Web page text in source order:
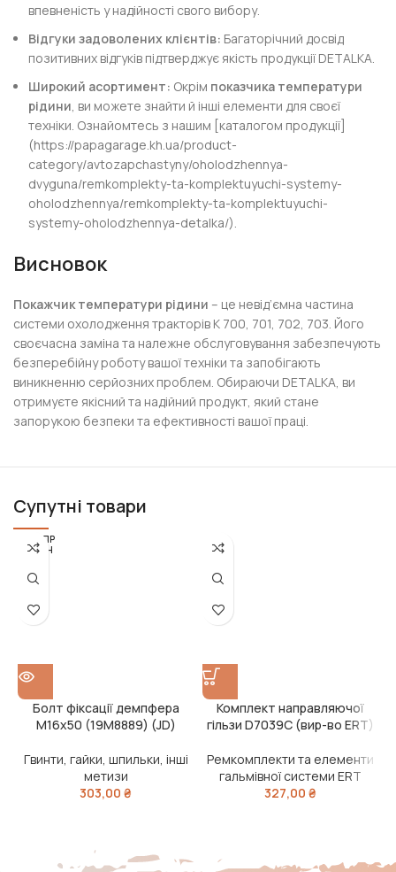
впевненість у надійності свого вибору.
Відгуки задоволених клієнтів: Багаторічний досвід
позитивних відгуків підтверджує якість продукції DETALKA.
Широкий асортимент: Окрім показчика температури
рідини, ви можете знайти й інші елементи для своєї
техніки. Ознайомтесь з нашим [каталогом продукції]
(https://papagarage.kh.ua/product-
category/avtozapchastyny/oholodzhennya-
dvyguna/remkomplekty-ta-komplektuyuchi-systemy-
oholodzhennya/remkomplekty-ta-komplektuyuchi-
systemy-oholodzhennya-detalka/).
Висновок
Покажчик температури рідини – це невід’ємна частина
системи охолодження тракторів К 700, 701, 702, 703. Його
своєчасна заміна та належне обслуговування забезпечують
безперебійну роботу вашої техніки та запобігають
виникненню серйозних проблем. Обираючи DETALKA, ви
отримуєте якісний та надійний продукт, який стане
запорукою безпеки та ефективності вашої праці.
Супутні товари
РОЗПР
ОДАН
Болт фіксації демпфера
М16х50 (19M8889) (JD)
Гвинти, гайки, шпильки, інші
метизи
303,00 ₴
Комплект направляючої
гільзи D7039C (вир-во ERT)
Ремкомплекти та елементи
гальмівної системи ERT
327,00 ₴